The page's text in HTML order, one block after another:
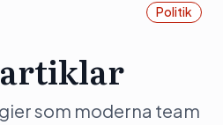
Politik
som moderna team